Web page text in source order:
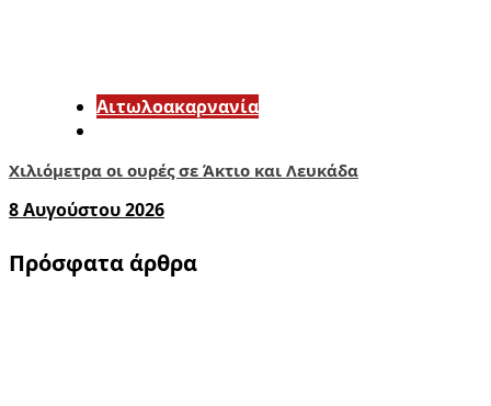
Αιτωλοακαρνανία
Χιλιόμετρα οι ουρές σε Άκτιο και Λευκάδα
8 Αυγούστου 2026
Πρόσφατα άρθρα